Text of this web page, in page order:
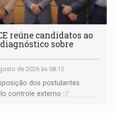
reúne candidatos ao
sobre
de 2026 às 08:15
dos postulantes
controle externo